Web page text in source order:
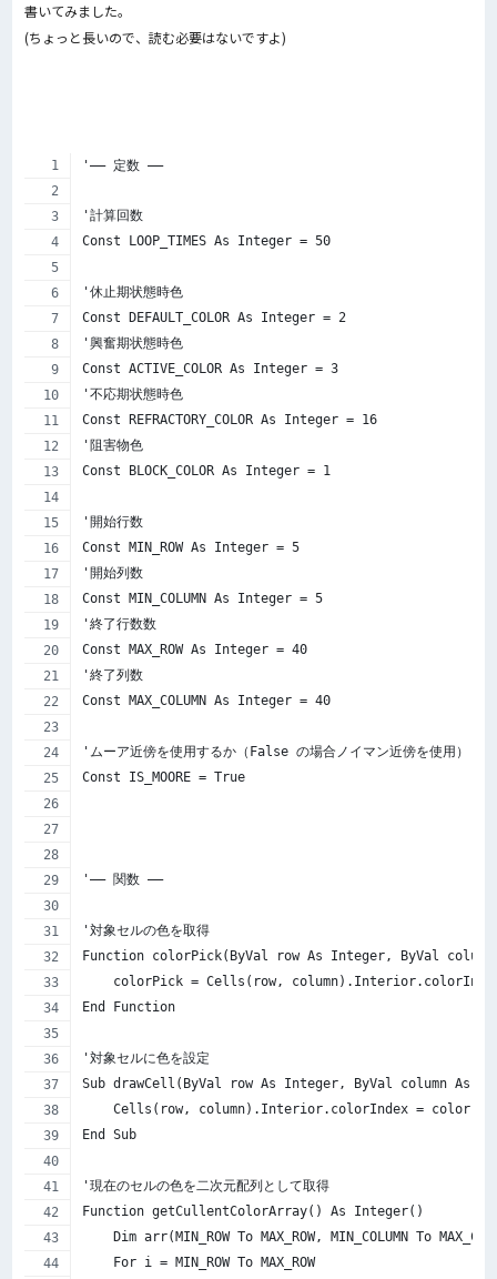
書いてみました。
(ちょっと長いので、読む必要はないですよ)
'—– 定数 —–
'計算回数
Const LOOP_TIMES As Integer = 50
'休止期状態時色
Const DEFAULT_COLOR As Integer = 2
'興奮期状態時色
Const ACTIVE_COLOR As Integer = 3
'不応期状態時色
Const REFRACTORY_COLOR As Integer = 16
'阻害物色
Const BLOCK_COLOR As Integer = 1
'開始行数
Const MIN_ROW As Integer = 5
'開始列数
Const MIN_COLUMN As Integer = 5
'終了行数数
Const MAX_ROW As Integer = 40
'終了列数
Const MAX_COLUMN As Integer = 40
'ムーア近傍を使用するか（False の場合ノイマン近傍を使用）
Const IS_MOORE = True
'—– 関数 —–
'対象セルの色を取得
Function colorPick(ByVal row As Integer, ByVal
colorPick = Cells(row,
End Function
'対象セルに色を設定
Sub drawCell(ByVal row As Integer, ByVal column As
    Cells(row, column).Interior.colorIndex = color
End Sub
'現在のセルの色を二次元配列として取得
Function getCullentColorArray() As Integer()
Dim arr(MIN_ROW To MAX_ROW, MIN_COLUMN To
    For i = MIN_ROW To MAX_ROW